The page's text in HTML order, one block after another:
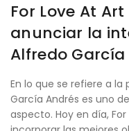
For Love At
anunciar la
Alfredo García
En lo que se refiere a
García Andrés es uno
aspecto. Hoy en día,